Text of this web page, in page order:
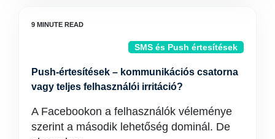
SMS és Push értesítések
Push-értesítések – kommunikációs csatorna
vagy teljes felhasználói irritáció?
A Facebookon a felhasználók véleménye
szerint a második lehetőség dominál. De